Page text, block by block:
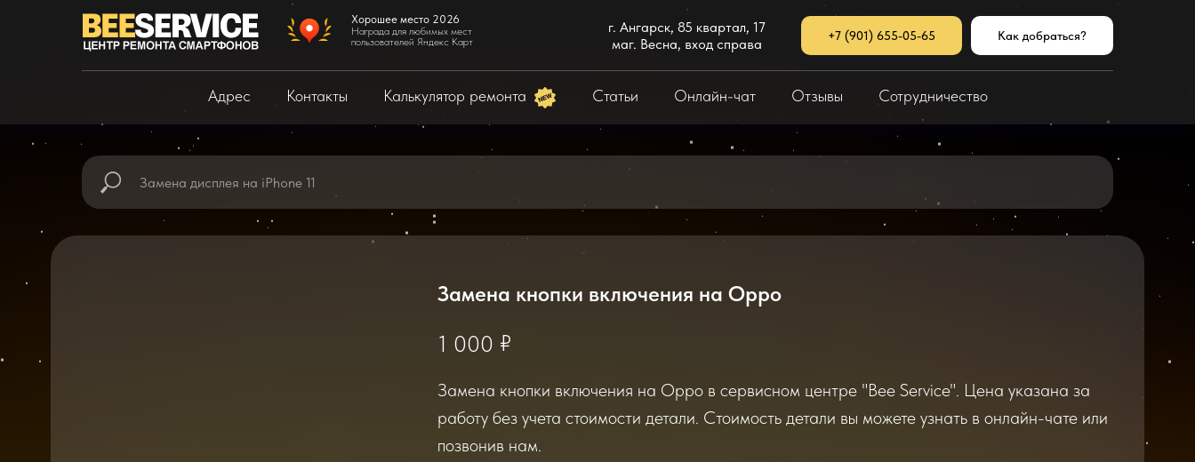
Хорошее место 2026
Награда для любимых мест
пользователей Яндекс Карт
г. Ангарск, 85 квартал, 17
маг. Весна, вход справа
+7 (901) 655-05-65 Как добраться?
Адрес Контакты Калькулятор ремонта Статьи Онлайн-чат Отзывы Сотрудничество
Замена кнопки включения на Oppo
1 000 ₽
Замена кнопки включения на Oppo в сервисном центре "Bee Service". Цена указана за
работу без учета стоимости детали. Стоимость детали вы можете узнать в онлайн-чате или
позвонив нам.